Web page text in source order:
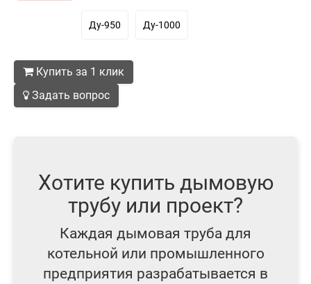
Ду-950 Ду-1000
Купить за 1 клик
Задать вопрос
Хотите купить дымовую
трубу или проект?
Каждая дымовая труба для
котельной или промышленного
предприятия разрабатывается в